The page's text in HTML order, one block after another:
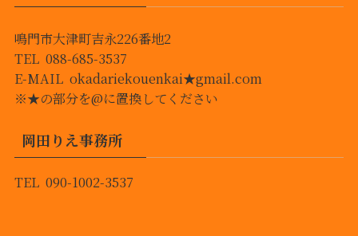
鳴門市大津町吉永226番地2
TEL 088-685-3537
E-MAIL okadariekouenkai★gmail.com
※★の部分を@に置換してください
岡田りえ事務所
TEL 090-1002-3537